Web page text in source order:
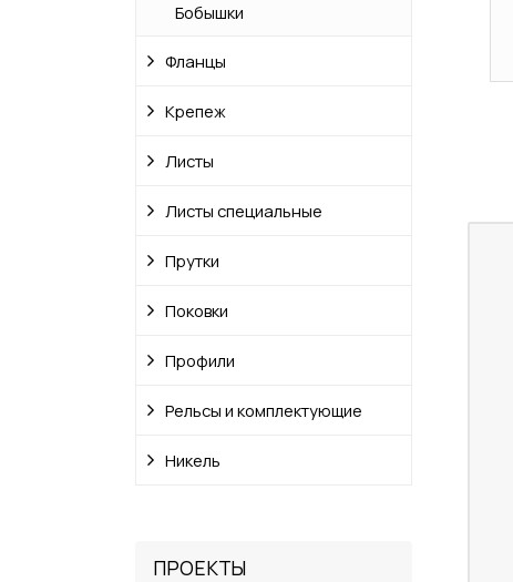
Бобышки
Фланцы
Крепеж
Листы
Листы специальные
Прутки
Поковки
Профили
Рельсы и комплектующие
Никель
ПРОЕКТЫ